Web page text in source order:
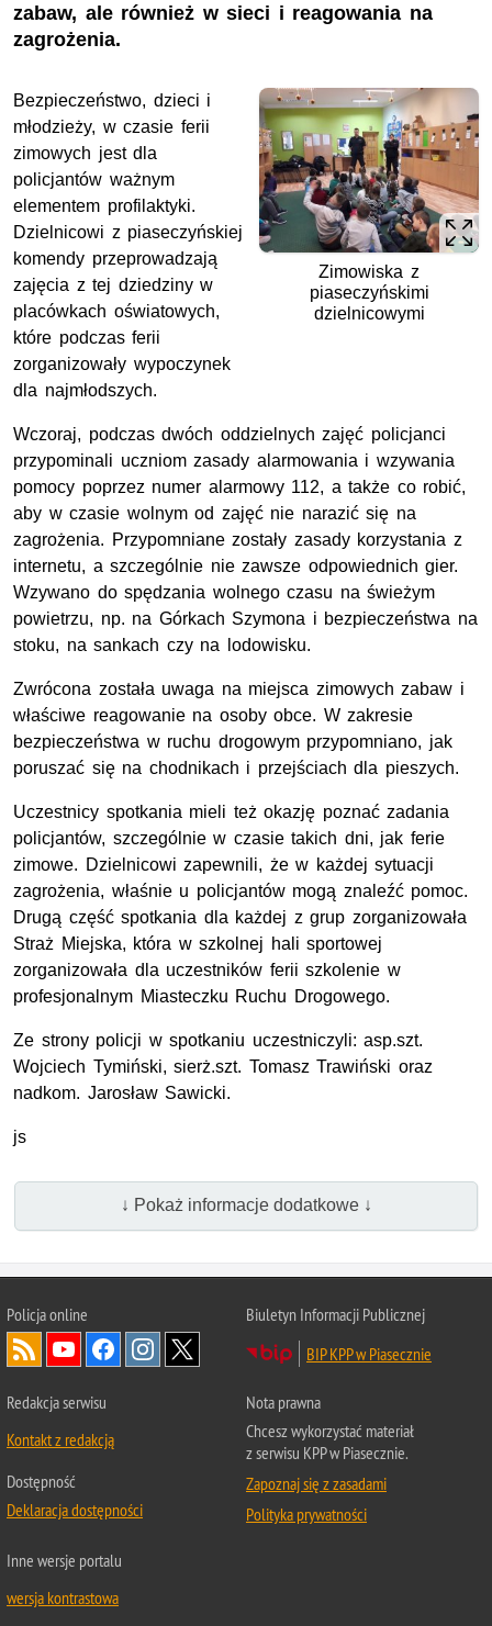
zabaw, ale również w sieci i reagowania na
zagrożenia.
Zimowiska z
piaseczyńskimi
dzielnicowymi
Bezpieczeństwo, dzieci i
młodzieży, w czasie ferii
zimowych jest dla
policjantów ważnym
elementem profilaktyki.
Dzielnicowi z piaseczyńskiej
komendy przeprowadzają
zajęcia z tej dziedziny w
placówkach oświatowych,
które podczas ferii
zorganizowały wypoczynek
dla najmłodszych.
Wczoraj, podczas dwóch oddzielnych zajęć policjanci
przypominali uczniom zasady alarmowania i wzywania
pomocy poprzez numer alarmowy 112, a także co robić,
aby w czasie wolnym od zajęć nie narazić się na
zagrożenia. Przypomniane zostały zasady korzystania z
internetu, a szczególnie nie zawsze odpowiednich gier.
Wzywano do spędzania wolnego czasu na świeżym
powietrzu, np. na Górkach Szymona i bezpieczeństwa na
stoku, na sankach czy na lodowisku.
Zwrócona została uwaga na miejsca zimowych zabaw i
właściwe reagowanie na osoby obce. W zakresie
bezpieczeństwa w ruchu drogowym przypomniano, jak
poruszać się na chodnikach i przejściach dla pieszych.
Uczestnicy spotkania mieli też okazję poznać zadania
policjantów, szczególnie w czasie takich dni, jak ferie
zimowe. Dzielnicowi zapewnili, że w każdej sytuacji
zagrożenia, właśnie u policjantów mogą znaleźć pomoc.
Drugą część spotkania dla każdej z grup zorganizowała
Straż Miejska, która w szkolnej hali sportowej
zorganizowała dla uczestników ferii szkolenie w
profesjonalnym Miasteczku Ruchu Drogowego.
Ze strony policji w spotkaniu uczestniczyli: asp.szt.
Wojciech Tymiński, sierż.szt. Tomasz Trawiński oraz
nadkom. Jarosław Sawicki.
js
↓ Pokaż informacje dodatkowe ↓
Policja online
Biuletyn Informacji Publicznej
BIP KPP w Piasecznie
Redakcja serwisu
Kontakt z redakcją
Dostępność
Deklaracja dostępności
Nota prawna
Chcesz wykorzystać materiał
z serwisu KPP w Piasecznie.
Zapoznaj się z zasadami
Polityka prywatności
Inne wersje portalu
wersja kontrastowa